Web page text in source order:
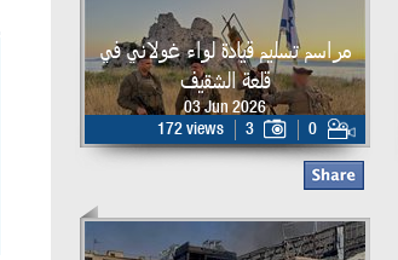
مراسم تسليم قيادة لواء غولاني في
قلعة الشقيف
03 Jun 2026
172 views
3 0